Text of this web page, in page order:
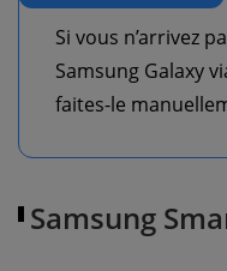
Si vous n’arrivez
Samsung Galaxy
faites-le
Samsung